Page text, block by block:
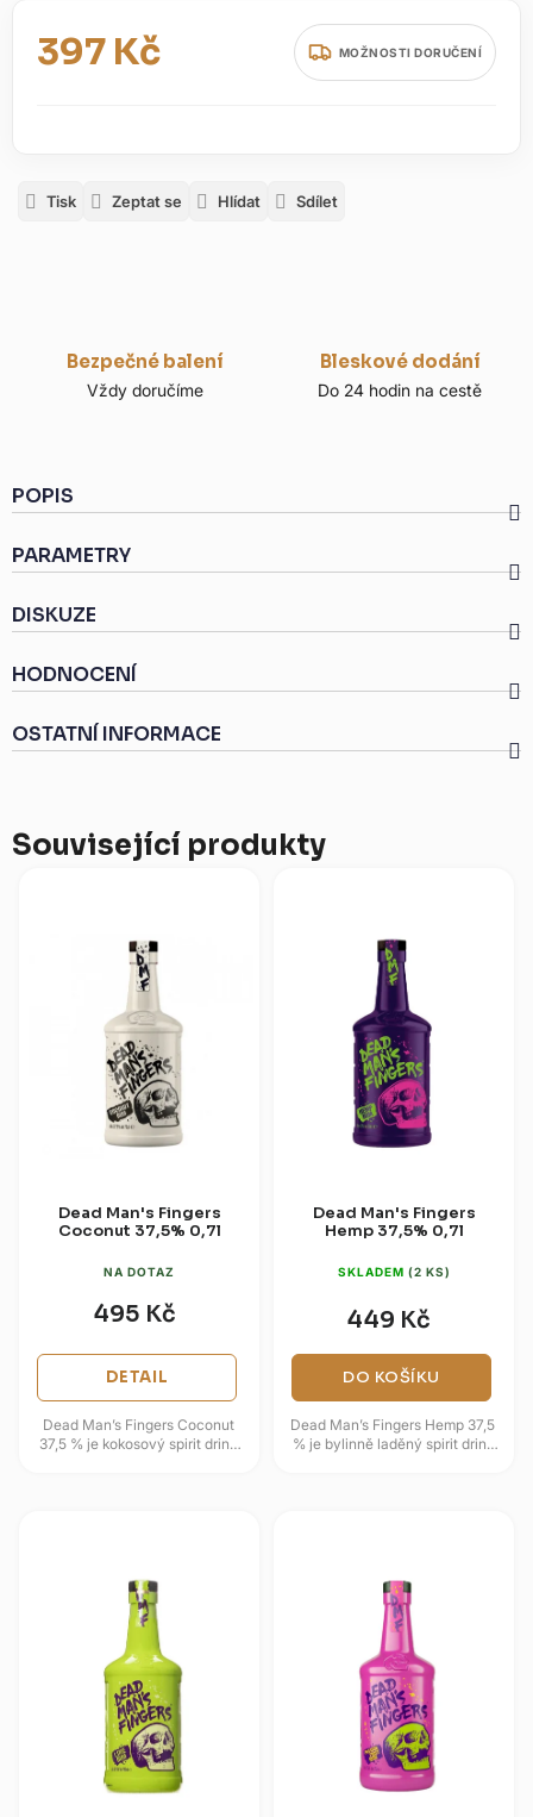
397 Kč
Měrná cena:
MOŽNOSTI DORUČENÍ
Tisk Zeptat se Hlídat Sdílet
Bezpečné balení
Vždy doručíme
Bleskové dodání
Do 24 hodin na cestě
POPIS
PARAMETRY
DISKUZE
HODNOCENÍ
OSTATNÍ INFORMACE
Související produkty
Dead Man's Fingers
Coconut 37,5% 0,7l
NA DOTAZ
495 Kč
DETAIL
Dead Man’s Fingers Coconut
37,5 % je kokosový spirit drink
Dead Man's Fingers
Hemp 37,5% 0,7l
SKLADEM (2 KS)
449 Kč
DO KOŠÍKU
Dead Man’s Fingers Hemp 37,5
% je bylinně laděný spirit drink